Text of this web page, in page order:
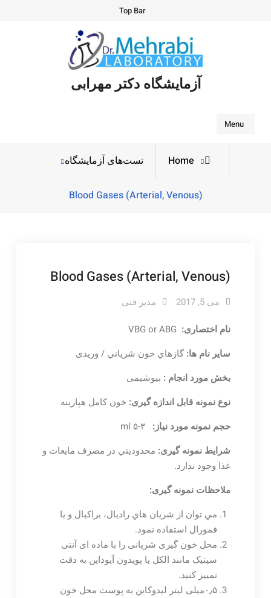
Top Bar
آزمایشگاه دکتر مهرابی
Menu
Home تست‌های آزمایشگاه
Blood Gases (Arterial, Venous)
Blood Gases (Arterial, Venous)
می 5, 2017 مدیر فنی
نام اختصاری: VBG or ABG
سایر نام ها: گازهاي خون شرياني / وریدی
بخش مورد انجام : بیوشیمی
نوع نمونه قابل اندازه گیری: خون كامل هپارينه
حجم نمونه مورد نیاز: ۳-۵ ml
شرایط نمونه گیری: محدوديتي در مصرف مايعات و
غذا وجود ندارد.
ملاحظات نمونه گیری:
مي توان از شريان هاي راديال، براكيال و يا
فمورال استفاده نمود.
محل خون گیری شریانی را با ماده ای آنتی
سپتیک مانند الکل یا پویدون آیوداین به دقت
تمییز کنید.
۰٫۵میلی لیتر لیدوکاین به پوست محل خون